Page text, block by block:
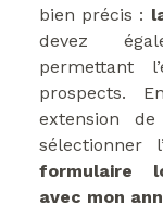
bien précis :
devez
permettant
prospects.
extension
sélectionner
formulaire
avec mon